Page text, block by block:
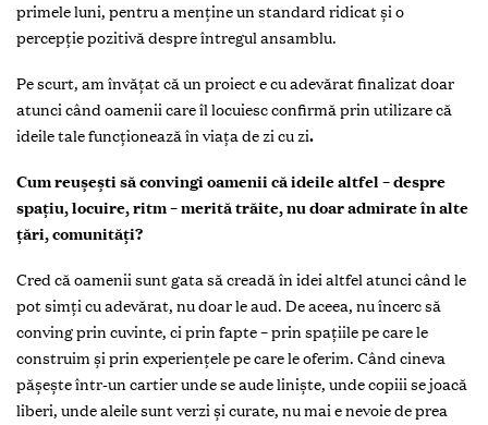
primele luni, pentru a menține un standard ridicat și o
percepție pozitivă despre întregul ansamblu.
Pe scurt, am învățat că un proiect e cu adevărat finalizat doar
atunci când oamenii care îl locuiesc confirmă prin utilizare că
ideile tale funcționează în viața de zi cu zi.
Cum reușești să convingi oamenii că ideile altfel – despre
spațiu, locuire, ritm – merită trăite, nu doar admirate în alte
țări, comunități?
Cred că oamenii sunt gata să creadă în idei altfel atunci când le
pot simți cu adevărat, nu doar le aud. De aceea, nu încerc să
conving prin cuvinte, ci prin fapte – prin spațiile pe care le
construim și prin experiențele pe care le oferim. Când cineva
pășește într-un cartier unde se aude liniște, unde copiii se joacă
liberi, unde aleile sunt verzi și curate, nu mai e nevoie de prea